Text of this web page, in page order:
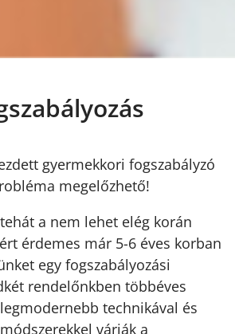
gyermekkori fogszabályzó
megelőzhető!
a nem lehet elég korán
érdemes már 5-6 éves korban
egy fogszabályozási
rendelőnkben többéves
technikával és
várják a